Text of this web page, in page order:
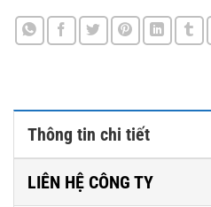
Thông tin chi tiết
LIÊN HỆ CÔNG TY